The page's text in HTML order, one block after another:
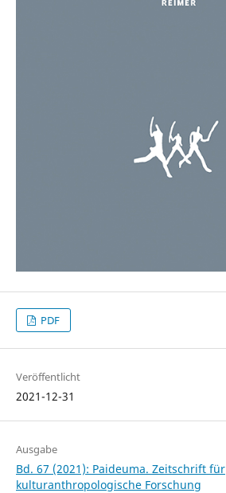
PDF
Veröffentlicht
2021-12-31
Ausgabe
Bd. 67 (2021): Paideuma. Zeitschrift für
kulturanthropologische Forschung